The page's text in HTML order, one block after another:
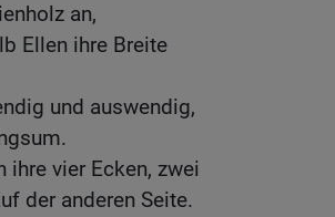
an,
Ellen ihre Breite
und auswendig,
ihre vier Ecken, zwei
der anderen Seite.